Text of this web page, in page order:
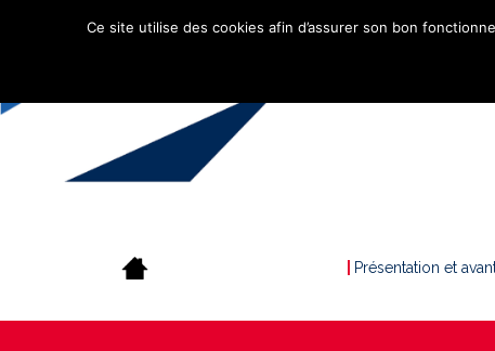
Présentation et
Ce site utilise des cookies afin d’assurer son bon